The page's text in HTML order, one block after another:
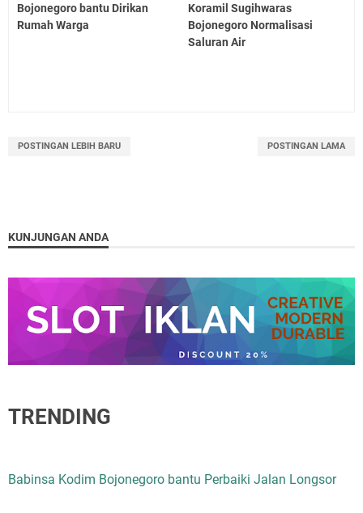
Bojonegoro bantu Dirikan
Rumah Warga
Koramil Sugihwaras
Bojonegoro Normalisasi
Saluran Air
POSTINGAN LEBIH BARU POSTINGAN LAMA
KUNJUNGAN ANDA
TRENDING
Babinsa Kodim Bojonegoro bantu Perbaiki Jalan Longsor